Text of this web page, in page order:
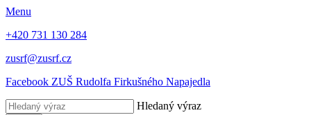
Menu
+420 731 130 284
zusrf@zusrf.cz
Facebook ZUŠ Rudolfa Firkušného Napajedla
Hledaný výraz